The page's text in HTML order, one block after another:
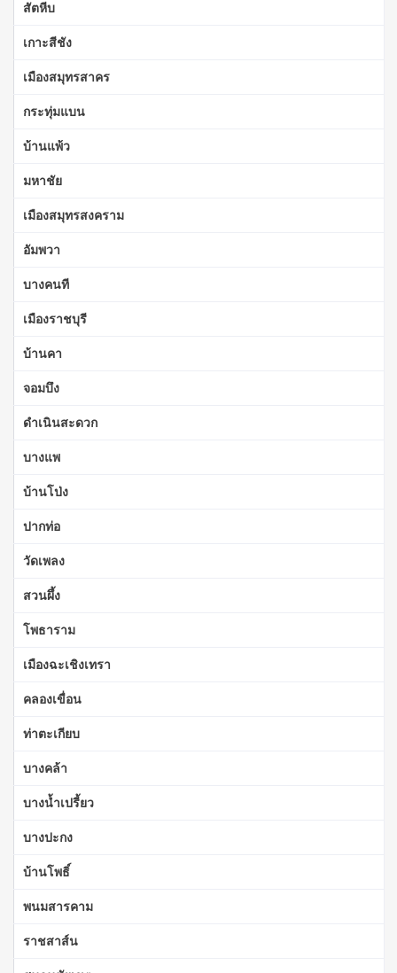
สัตหีบ
เกาะสีชัง
เมืองสมุทรสาคร
กระทุ่มแบน
บ้านแพ้ว
มหาชัย
เมืองสมุทรสงคราม
อัมพวา
บางคนที
เมืองราชบุรี
บ้านคา
จอมบึง
ดำเนินสะดวก
บางแพ
บ้านโป่ง
ปากท่อ
วัดเพลง
สวนผึ้ง
โพธาราม
เมืองฉะเชิงเทรา
คลองเขื่อน
ท่าตะเกียบ
บางคล้า
บางน้ำเปรี้ยว
บางปะกง
บ้านโพธิ์
พนมสารคาม
ราชสาส์น